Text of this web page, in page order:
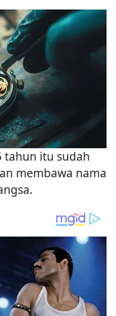
tahun itu sudah
membawa nama